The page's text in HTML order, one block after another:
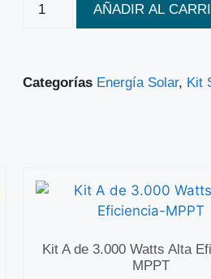
AÑADIR AL
Categorías Energía Solar, Kit
Kit A de 3.000 Watts Alta
MPPT